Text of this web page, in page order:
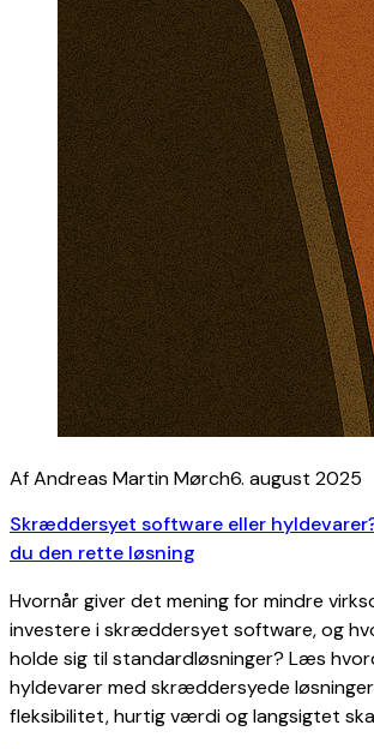
Af Andreas Martin Mørch6. august 2025
Skræddersyet software eller
du den rette løsning
Hvornår giver det mening for mindre
investere i skræddersyet software, og
holde sig til standardløsninger? Læs
hyldevarer med skræddersyede
fleksibilitet, hurtig værdi og langsigtet